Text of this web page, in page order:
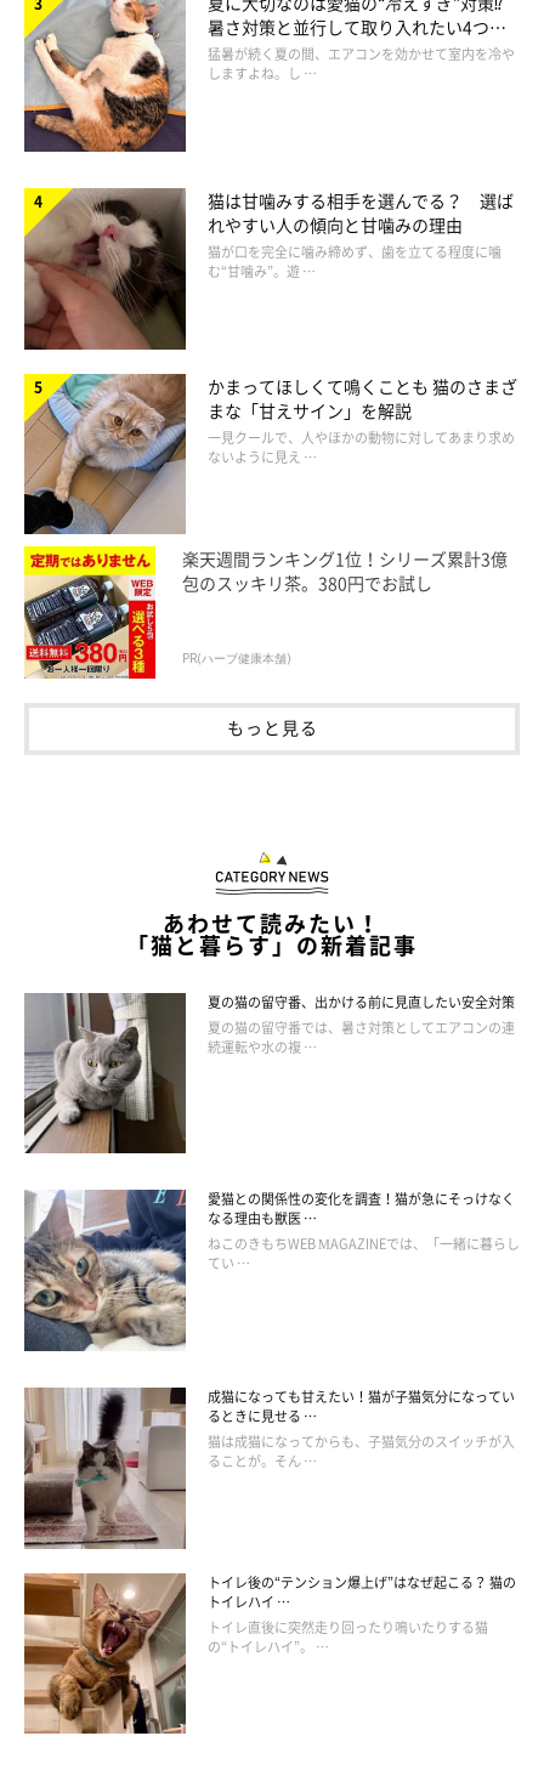
る症状と合わせて判断をします。また、すい臓に炎症があるかを
知るため「猫膵特異的リパーゼ」という血液検査を追加して確定
診断につなげることも。
すい炎に特効薬はないので、点滴をしながら絶食させて炎症が治
まるのを待つことになります。さらに、抗生物質や鎮静剤を投与
し、場合によってはタンパク分解酵素阻害剤や、ステロイドホル
モン剤を用いて治療することも。黄疸が出ている猫には、手術が
必要なケースもあります。
暑さ対策と並行して取り入れたい4つの
工夫
猛暑が続く夏の間、エアコンを効かせて室内を冷や
しますよね。し …
猫は甘噛みする相手を選んでる？ 選ば
れやすい人の傾向と甘噛みの理由
猫が口を完全に噛み締めず、歯を立てる程度に噛
む“甘噛み”。遊 …
かまってほしくて鳴くことも 猫のさまざ
まな「甘えサイン」を解説
一見クールで、人やほかの動物に対してあまり求め
ないように見え …
楽天週間ランキング1位！シリーズ累計3億
包のスッキリ茶。380円でお試し
PR(ハーブ健康本舗)
もっと見る
あわせて読みたい！
「猫と暮らす」の新着記事
夏の猫の留守番、出かける前に見直したい安全対策
夏の猫の留守番では、暑さ対策としてエアコンの連
続運転や水の複 …
愛猫との関係性の変化を調査！猫が急にそっけなく
なる理由も獣医 …
ねこのきもちWEB MAGAZINEでは、「一緒に暮らし
てい …
成猫になっても甘えたい！猫が子猫気分になってい
るときに見せる …
猫は成猫になってからも、子猫気分のスイッチが入
ることが。そん …
トイレ後の“テンション爆上げ”はなぜ起こる？ 猫の
トイレハイ …
トイレ直後に突然走り回ったり鳴いたりする猫
の“トイレハイ”。 …